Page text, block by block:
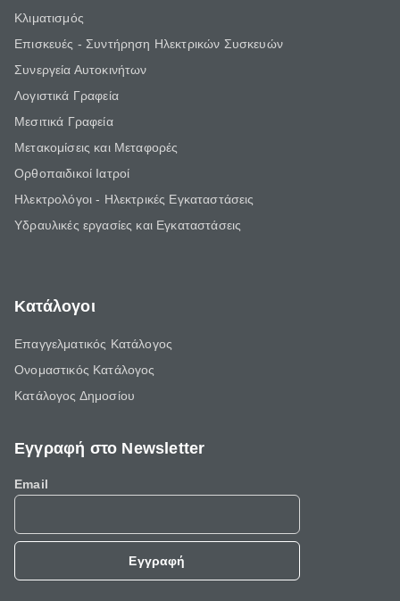
Κλιματισμός
Επισκευές - Συντήρηση Ηλεκτρικών Συσκευών
Συνεργεία Αυτοκινήτων
Λογιστικά Γραφεία
Μεσιτικά Γραφεία
Μετακομίσεις και Μεταφορές
Ορθοπαιδικοί Ιατροί
Ηλεκτρολόγοι - Ηλεκτρικές Εγκαταστάσεις
Υδραυλικές εργασίες και Εγκαταστάσεις
Κατάλογοι
Επαγγελματικός Κατάλογος
Ονομαστικός Κατάλογος
Κατάλογος Δημοσίου
Εγγραφή στο Newsletter
Email
Εγγραφή